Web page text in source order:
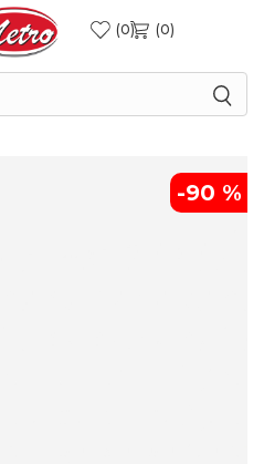
0 0
-90 %